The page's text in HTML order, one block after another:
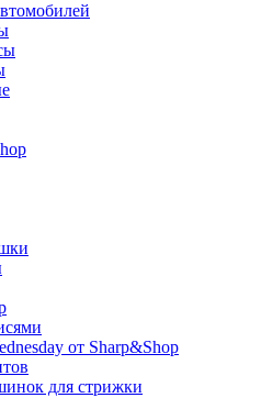
от Sharp&Shop
для стрижки